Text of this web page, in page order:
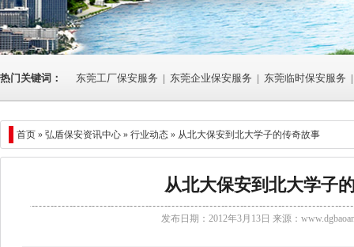
热门关键词： 东莞工厂保安服务 | 东莞企业保安服务 | 东莞临时保安服务 |
首页 » 弘盾保安资讯中心 » 行业动态 » 从北大保安到北大学子的传奇故事
从北大保安到北大学子
发布日期：2012年3月13日 来源：